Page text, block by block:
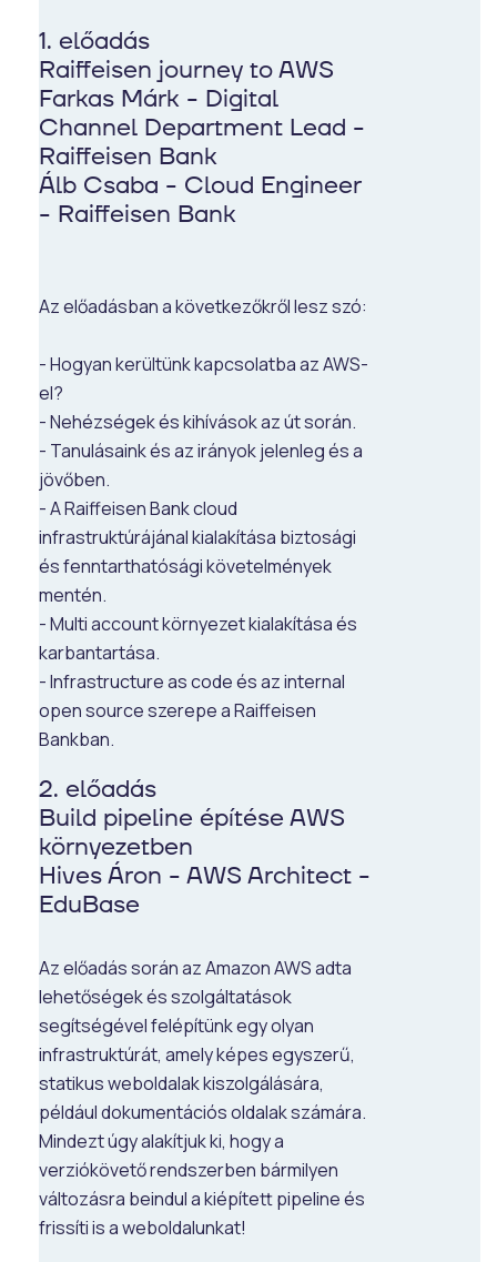
1. előadás
Raiffeisen journey to AWS
Farkas Márk - Digital
Channel Department Lead -
Raiffeisen Bank
Álb Csaba - Cloud Engineer
- Raiffeisen Bank
Az előadásban a következőkről lesz szó:
- Hogyan kerültünk kapcsolatba az AWS-
el?
- Nehézségek és kihívások az út során.
- Tanulásaink és az irányok jelenleg és a
jövőben.
- A Raiffeisen Bank cloud
infrastruktúrájánal kialakítása biztosági
és fenntarthatósági követelmények
mentén.
- Multi account környezet kialakítása és
karbantartása.
- Infrastructure as code és az internal
open source szerepe a Raiffeisen
Bankban.
2. előadás
Build pipeline építése AWS
környezetben
Hives Áron - AWS Architect -
EduBase
Az előadás során az Amazon AWS adta
lehetőségek és szolgáltatások
segítségével felépítünk egy olyan
infrastruktúrát, amely képes egyszerű,
statikus weboldalak kiszolgálására,
például dokumentációs oldalak számára.
Mindezt úgy alakítjuk ki, hogy a
verziókövető rendszerben bármilyen
változásra beindul a kiépített pipeline és
frissíti is a weboldalunkat!